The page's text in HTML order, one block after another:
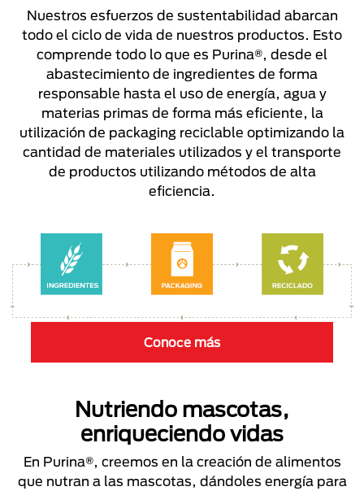
Nuestros esfuerzos de sustentabilidad abarcan
todo el ciclo de vida de nuestros productos. Esto
comprende todo lo que es Purina®, desde el
abastecimiento de ingredientes de forma
responsable hasta el uso de energía, agua y
materias primas de forma más eficiente, la
utilización de packaging reciclable optimizando la
cantidad de materiales utilizados y el transporte
de productos utilizando métodos de alta
eficiencia.
Conoce más
Nutriendo mascotas,
enriqueciendo vidas
En Purina®, creemos en la creación de alimentos
que nutran a las mascotas, dándoles energía para